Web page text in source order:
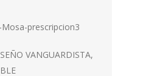
VANGUARDISTA,